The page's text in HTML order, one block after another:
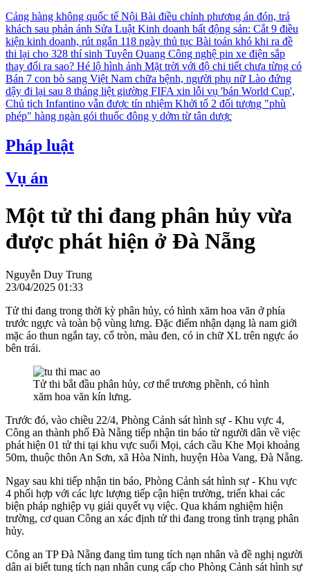
Cảng hàng không quốc tế Nội Bài điều chỉnh phương án đón, trả
khách sau phản ánh Sửa Luật Kinh doanh bất động sản: Cắt 9 điều
kiện kinh doanh, rút ngắn 118 ngày thủ tục Bài toán khó khi ra đề
thi lại cho 328 thí sinh Tuyên Quang Công nghệ pin xe điện sắp
thay đổi ra sao? Hé lộ hình ảnh Mặt trời với độ chi tiết chưa từng có
Bán 7 con bò sang Việt Nam chữa bệnh, người phụ nữ Lào đứng
dậy đi lại sau 8 tháng liệt giường FIFA xin lỗi vụ 'bán World Cup',
Chủ tịch Infantino vẫn được tín nhiệm Khởi tố 2 đối tượng "phù
phép" hàng ngàn gói thuốc đông y dởm từ tân dược
Pháp luật
Vụ án
Một tử thi đang phân hủy vừa
được phát hiện ở Đà Nẵng
Nguyễn Duy Trung
23/04/2025 01:33
Tử thi đang trong thời kỳ phân hủy, có hình xăm hoa văn ở phía
trước ngực và toàn bộ vùng lưng. Đặc điểm nhận dạng là nam giới
mặc áo thun ngắn tay, cổ tròn, màu đen, có in chữ XL trên ngực áo
bên trái.
Tử thi bắt đầu phân hủy, cơ thể trương phềnh, có hình
xăm hoa văn kín lưng.
Trước đó, vào chiều 22/4, Phòng Cảnh sát hình sự - Khu vực 4,
Công an thành phố Đà Nẵng tiếp nhận tin báo từ người dân về việc
phát hiện 01 tử thi tại khu vực suối Mọi, cách cầu Khe Mọi khoảng
50m, thuộc thôn An Sơn, xã Hòa Ninh, huyện Hòa Vang, Đà Nẵng.
Ngay sau khi tiếp nhận tin báo, Phòng Cảnh sát hình sự - Khu vực
4 phối hợp với các lực lượng tiếp cận hiện trường, triển khai các
biện pháp nghiệp vụ giải quyết vụ việc. Qua khám nghiệm hiện
trường, cơ quan Công an xác định tử thi đang trong tình trạng phân
hủy.
Công an TP Đà Nẵng đang tìm tung tích nạn nhân và đề nghị người
dân ai biết tung tích nạn nhân cung cấp cho Phòng Cảnh sát hình sự